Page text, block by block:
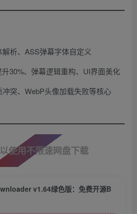
解析、ASS弹幕字体自定义
升30%、弹幕逻辑重构、UI界面美化
冲突、WebP头像加载失败等核心
使用不限速网盘下载
v1.64绿色版：免费开源B